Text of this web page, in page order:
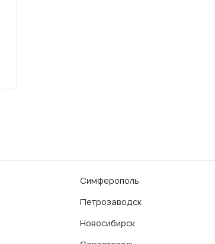
Симферополь
Петрозаводск
Новосибирск